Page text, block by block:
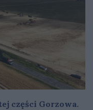
części Gorzowa.